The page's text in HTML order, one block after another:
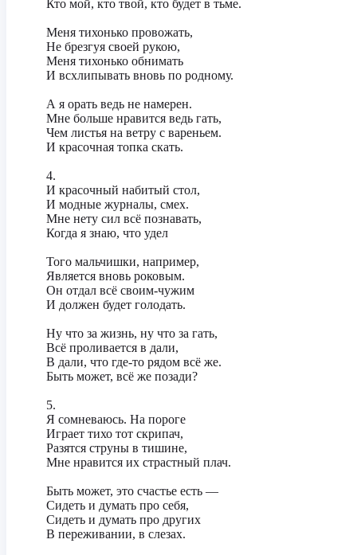
‎Кто мой, кто твой, кто будет в тьме.
‎Меня тихонько провожать,
‎Не брезгуя своей рукою,
‎Меня тихонько обнимать
‎И всхлипывать вновь по родному.
‎А я орать ведь не намерен.
‎Мне больше нравится ведь гать,
‎Чем листья на ветру с вареньем.
‎И красочная топка скать.
‎4.
‎И красочный набитый стол,
‎И модные журналы, смех.
‎Мне нету сил всё познавать,
‎Когда я знаю, что удел
‎Того мальчишки, например,
‎Является вновь роковым.
‎Он отдал всё своим-чужим
‎И должен будет голодать.
‎Ну что за жизнь, ну что за гать,
‎Всё проливается в дали,
‎В дали, что где-то рядом всё же.
‎Быть может, всё же позади?
‎5.
‎Я сомневаюсь. На пороге
‎Играет тихо тот скрипач,
‎Разятся струны в тишине,
‎Мне нравится их страстный плач.
‎Быть может, это счастье есть —
‎Сидеть и думать про себя,
‎Сидеть и думать про других
‎В переживании, в слезах.